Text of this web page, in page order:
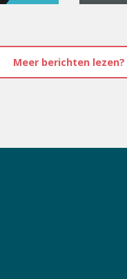
Meer berichten lezen?